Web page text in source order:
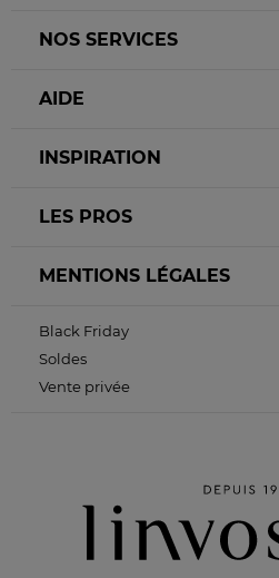
NOS SERVICES
AIDE
INSPIRATION
LES PROS
MENTIONS LÉGALES
Black Friday
Soldes
Vente privée